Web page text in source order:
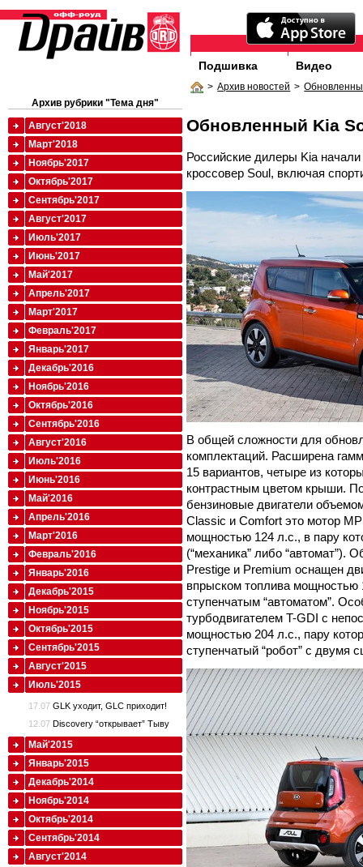
Подшивка Видео
> Архив новостей >
Обновленный Kia
Российские дилеры Kia
кроссовер Soul, включая
В общей сложности для
комплектаций. Расширена
15 вариантов, четыре из
контрастным цветом крыши.
бензиновые двигатели
Classic и Comfort это мотор
мощностью 124 л.с., в пару
(“механика” либо “автомат”).
Prestige и Premium оснащен
впрыском топлива мощностью
ступенчатым “автоматом”.
турбодвигателем T-GDI с
мощностью 204 л.с., пару
ступенчатый “робот” с двумя
Архив рубрики "Тема дня"
Август'2018
Март'2018
Ноябрь'2017
Октябрь'2017
Сентябрь'2017
Август'2017
Июль'2017
Июнь'2017
Май'2017
Апрель'2017
Март'2017
Февраль'2017
Январь'2017
Декабрь'2016
Ноябрь'2016
Октябрь'2016
Сентябрь'2016
Август'2016
Июль'2016
Июнь'2016
Май'2016
Апрель'2016
Март'2016
Февраль'2016
Январь'2016
Декабрь'2015
Ноябрь'2015
Октябрь'2015
Сентябрь'2015
Август'2015
Июль'2015
17.07 GLK уходит, GLC приходит!
12.07 Discovery “открывает” Тыву
Май'2015
Январь'2015
Декабрь'2014
Ноябрь'2014
Октябрь'2014
Сентябрь'2014
Август'2014